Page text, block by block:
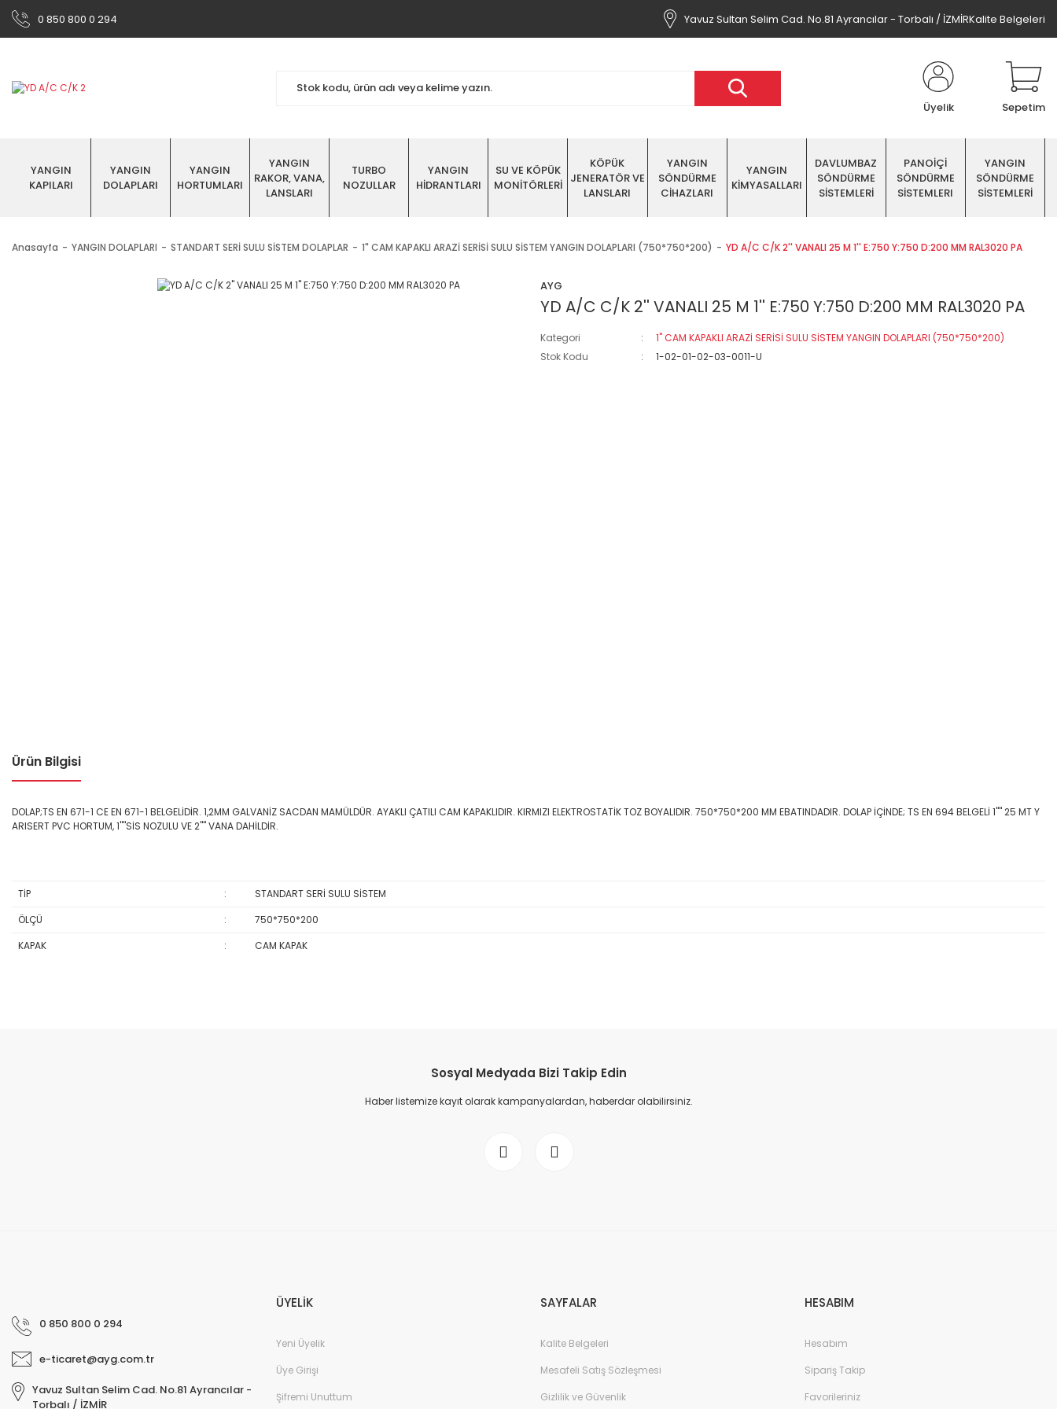
0 850 800 0 294 Yavuz Sultan Selim Cad. No.81 Ayrancılar - Torbalı / İZMİRKalite Belgeleri
Üyelik Sepetim
YANGIN
KAPILARI
YANGIN
DOLAPLARI
YANGIN
HORTUMLARI
YANGIN
RAKOR, VANA,
LANSLARI
TURBO
NOZULLAR
YANGIN
HİDRANTLARI
SU VE KÖPÜK
MONİTÖRLERİ
KÖPÜK
JENERATÖR VE
LANSLARI
YANGIN
SÖNDÜRME
CİHAZLARI
YANGIN
KİMYASALLARI
DAVLUMBAZ
SÖNDÜRME
SİSTEMLERİ
PANOİÇİ
SÖNDÜRME
SİSTEMLERI
YANGIN
SÖNDÜRME
SİSTEMLERİ
Anasayfa YANGIN DOLAPLARI STANDART SERİ SULU SİSTEM DOLAPLAR 1" CAM KAPAKLI ARAZİ SERİSİ SULU SİSTEM YANGIN DOLAPLARI (750*750*200) YD A/C C/K 2'' VANALI 25 M 1'' E:750 Y:750 D:200 MM RAL3020 PA
AYG
YD A/C C/K 2'' VANALI 25 M 1'' E:750 Y:750 D:200 MM RAL3020 PA
Kategori
1" CAM KAPAKLI ARAZİ SERİSİ SULU SİSTEM YANGIN DOLAPLARI (750*750*200)
Stok Kodu
1-02-01-02-03-0011-U
Ürün Bilgisi
DOLAP;TS EN 671-1 CE EN 671-1 BELGELİDİR. 1,2MM GALVANİZ SACDAN MAMÜLDÜR. AYAKLI ÇATILI CAM KAPAKLIDIR. KIRMIZI ELEKTROSTATİK TOZ BOYALIDIR. 750*750*200 MM EBATINDADIR. DOLAP İÇİNDE; TS EN 694 BELGELİ 1"" 25 MT Y
ARISERT PVC HORTUM, 1""SİS NOZULU VE 2"" VANA DAHİLDİR.
TİP :
STANDART SERİ SULU SİSTEM
ÖLÇÜ
:
750*750*200
KAPAK
: CAM KAPAK
Sosyal Medyada Bizi Takip Edin
Haber listemize kayıt olarak kampanyalardan, haberdar olabilirsiniz.
0 850 800 0 294
e-ticaret@ayg.com.tr
Yavuz Sultan Selim Cad. No.81 Ayrancılar -
Torbalı / İZMİR
ÜYELİK
Yeni Üyelik
Üye Girişi
Şifremi Unuttum
SAYFALAR
Kalite Belgeleri
Mesafeli Satış Sözleşmesi
Gizlilik ve Güvenlik
HESABIM
Hesabım
Sipariş Takip
Favorileriniz